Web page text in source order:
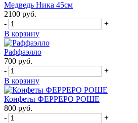
Медведь Ника 45см
2100 руб.
-
+
В корзину
Раффаэлло
700 руб.
-
+
В корзину
Конфеты ФЕРРЕРО РОШЕ
800 руб.
-
+